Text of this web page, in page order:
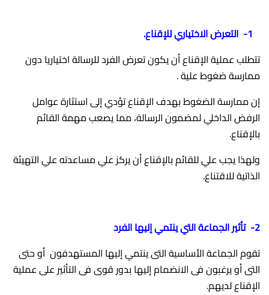
1- التعرض الاختياري للإقناع
.
تتطلب عملية الإقناع أن يكون تعرض الفرد للرسالة اختياريا دون
ممارسة ضغوط علية .
إن ممارسة الضغوط بهدف الإقناع تؤدي إلى استثارة عوامل
الرفض الداخلي لمضمون الرسالة، مما يصعب مهمة القائم
بالإقناع.
ولهذا يجب علي للقائم بالإقناع أن يركز علي مساعدته علي التهيئة
الذاتية للاقتناع.
2- تأثير الجماعة التي ينتمي إليها الفرد
تقوم الجماعة الأساسية التى ينتمي إليها المستهدفون أو حتى
التى أو يرغبون فى الانضمام إليها بدور قوى فى التأثير على عملية
الإقناع لديهم.